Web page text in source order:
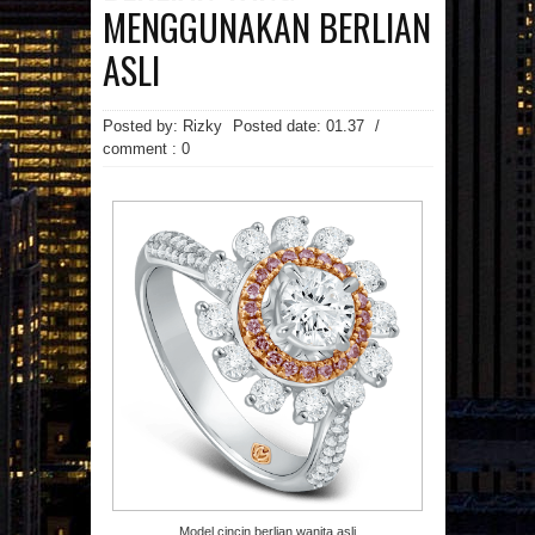
MANFAAT MAJU
MASAKAN
MINUMAN
OTOMOTIF
PAKAIAN
PEMBANGUNAN
PROPERTI
RESATURANT
RESEP
RESEP MASAKAN
TEKNOLOGI
TIPS
TRAVEL
TREVEL
UMUM
UNIVERSITAS
VIDEO
WANITA WISATA
Arsip Blog
► 2026 (7) ► 2025 (17)
► 2024 (22) ► 2023 (21)
2022 (1) ► 2021 (3)
2020 (29)
2019 (123)
DESEMBER (3)
NOVEMBER (10)
(6)
2018 (135) ►
(107) ►
MENGGUNAKAN BERLIAN
ASLI
Posted by: Rizky Posted date: 01.37
/
comment : 0
Model cincin berlian wanita asli